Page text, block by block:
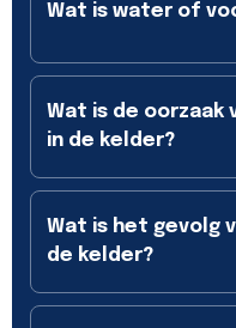
Wat is water of
Wat is de
in de kelder?
Wat is het gevolg
de kelder?